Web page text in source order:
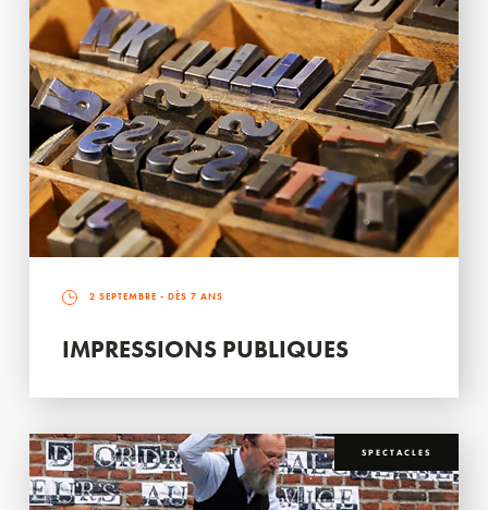
2 SEPTEMBRE - DÈS 7 ANS
IMPRESSIONS PUBLIQUES
SPECTACLES